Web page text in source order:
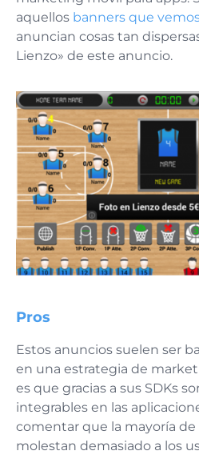
aquellos banners que
anuncian cosas tan
Lienzo» de este anuncio.
Pros
Estos anuncios suelen ser
en una estrategia de
es que gracias a sus SDKs
integrables en las
comentar que la mayoría
molestan demasiado a los